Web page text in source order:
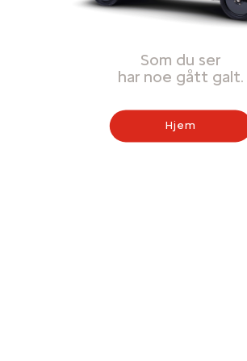
Som du ser
har noe gått galt.
Hjem